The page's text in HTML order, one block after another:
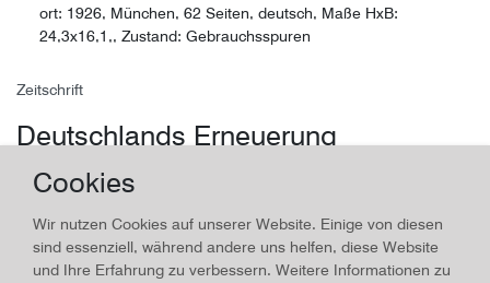
ort: 1926, München, 62 Seiten, deutsch, Maße HxB:
24,3x16,1,, Zustand: Gebrauchsspuren
Zeitschrift
Deutschlands Erneuerung
Land/Ort:München
Technisches
Merkmal
Wert
Art.-ID 16443
Beschreibung
Cookies
Wir nutzen Cookies auf unserer Website. Einige von diesen
sind essenziell, während andere uns helfen, diese Website
und Ihre Erfahrung zu verbessern. Weitere Informationen zu